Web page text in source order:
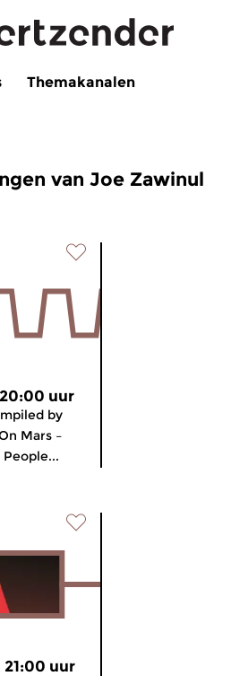
Themakanalen
van Joe Zawinul
uur
by
Mars –
People...
21:00 uur